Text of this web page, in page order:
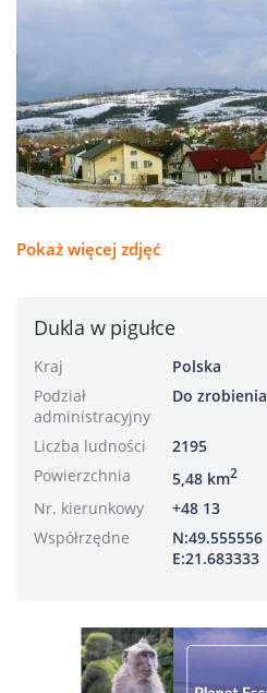
Pokaż więcej zdjęć
Dukla w pigułce
Kraj
Polska
Podział
administracyjny
Do zrobienia
Liczba ludności
2195
Powierzchnia
5,48 km2
Nr. kierunkowy
+48 13
Współrzędne
N:49.555556
E:21.683333